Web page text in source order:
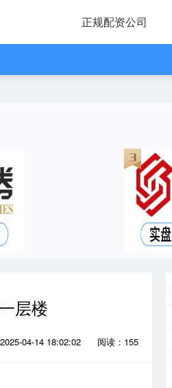
正规配资公司
层楼
04-14 18:02:02 阅读：155